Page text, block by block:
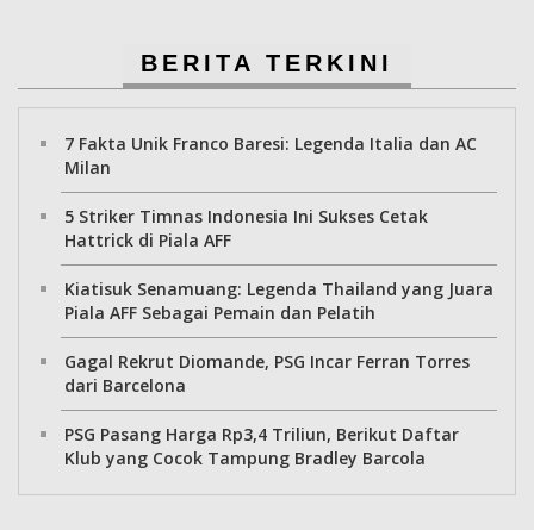
BERITA TERKINI
7 Fakta Unik Franco Baresi: Legenda Italia dan AC
Milan
5 Striker Timnas Indonesia Ini Sukses Cetak
Hattrick di Piala AFF
Kiatisuk Senamuang: Legenda Thailand yang Juara
Piala AFF Sebagai Pemain dan Pelatih
Gagal Rekrut Diomande, PSG Incar Ferran Torres
dari Barcelona
PSG Pasang Harga Rp3,4 Triliun, Berikut Daftar
Klub yang Cocok Tampung Bradley Barcola